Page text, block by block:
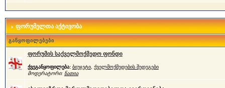
ფორუმელთა აქტივობა
განყოფილებები
ფორუმის საქველმოქმედო ფონდი
ქვეგანყოფილება: ბიუჯეტი, ქველმოქმედების შედეგები
მოდერატორი: ნათია